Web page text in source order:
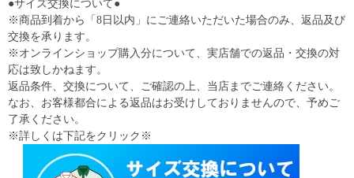
●サイズ交換について●
※商品到着から「8日以内」にご連絡いただいた場合のみ、返品及び
交換を承ります。
※オンラインショップ購入分について、実店舗での返品・交換の対
応は致しかねます。
返品条件、交換について、ご確認の上、当店までご連絡ください。
なお、お客様都合による返品はお受けしておりませんので、予めご
了承ください。
※詳しくは下記をクリック※